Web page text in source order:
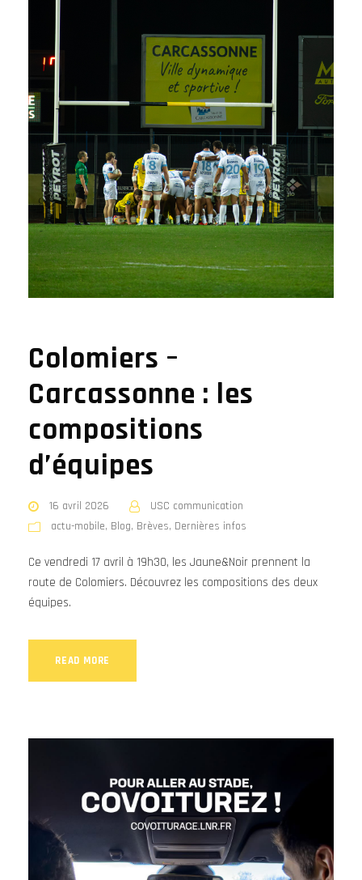
Colomiers –
Carcassonne : les
compositions
d’équipes
16 avril 2026
USC communication
actu-mobile, Blog, Brèves, Dernières infos
Ce vendredi 17 avril à 19h30, les Jaune&Noir prennent la
route de Colomiers. Découvrez les compositions des deux
équipes.
READ MORE